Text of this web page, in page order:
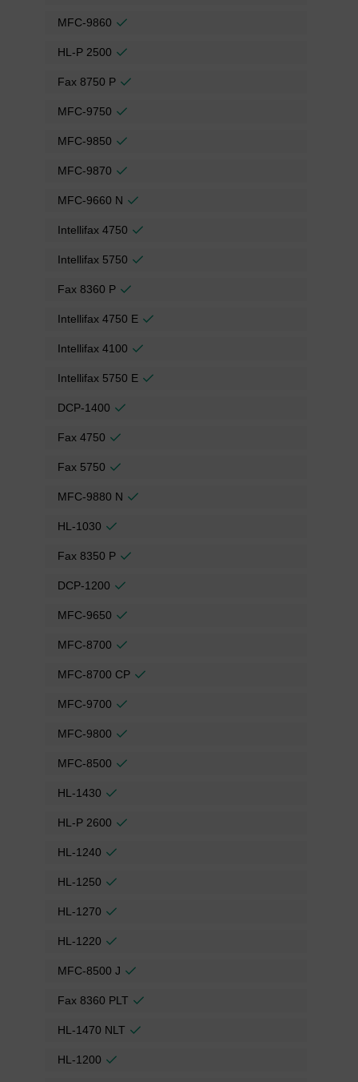
MFC-9860
HL-P 2500
Fax 8750 P
MFC-9750
MFC-9850
MFC-9870
MFC-9660 N
Intellifax 4750
Intellifax 5750
Fax 8360 P
Intellifax 4750 E
Intellifax 4100
Intellifax 5750 E
DCP-1400
Fax 4750
Fax 5750
MFC-9880 N
HL-1030
Fax 8350 P
DCP-1200
MFC-9650
MFC-8700
MFC-8700 CP
MFC-9700
MFC-9800
MFC-8500
HL-1430
HL-P 2600
HL-1240
HL-1250
HL-1270
HL-1220
MFC-8500 J
Fax 8360 PLT
HL-1470 NLT
HL-1200